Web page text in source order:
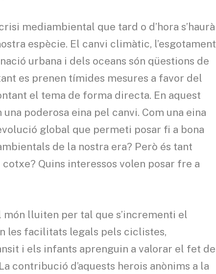
mediambiental que tard o d’hora s’haurà
espècie. El canvi climàtic, l’esgotament
urbana i dels oceans són qüestions de
es prenen tímides mesures a favor del
el tema de forma directa. En aquest
poderosa eina pel canvi. Com una eina
global que permeti posar fi a bona
de la nostra era? Però és tant
Quins interessos volen posar fre a
món lluiten per tal que s’incrementi el
les facilitats legals pels ciclistes,
i els infants aprenguin a valorar el fet de
contribució d’aquests herois anònims a la